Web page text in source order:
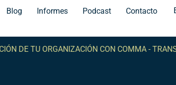
Blog Informes Podcast Contacto
TU ORGANIZACIÓN CON COMMA -